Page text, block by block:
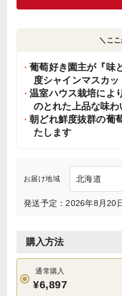
＼こ
葡萄好き園主が『味
度シャインマスカッ
温室ハウス栽培によ
のとれた上品な味わ
朝どれ鮮度抜群の葡
たします
お届け地域
発送予定：2026年8月20
購入方法
通常購入
¥6,897